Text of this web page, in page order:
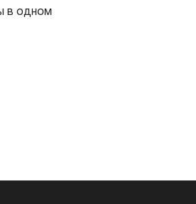
в одном